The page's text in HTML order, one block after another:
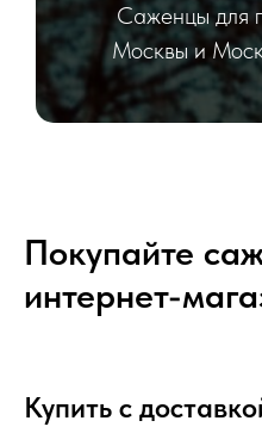
Саженцы для
Москвы и
Покупайте
интернет-
Купить с